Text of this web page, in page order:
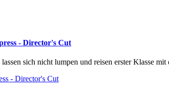
- Director's Cut
sich nicht lumpen und reisen erster Klasse
- Director's Cut